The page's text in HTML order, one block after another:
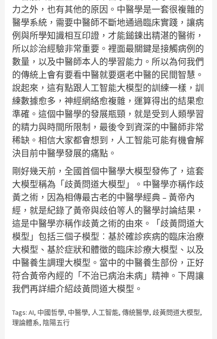
力之外，也有其他的原因。中醫學是一套很複雜的
醫學系統，需要中醫師不斷地通過臨床實踐，讓病
例與所學知識相互印證，才能鎚鍊出精湛的醫術，
所以診治經驗非常重要。裡面最關鍵是接觸病例的
數量，以及中醫師本人的學習能力。所以為何我們
的傳統上會有要看中醫就要選老中醫的民間智慧。
說起來，這有點跟人工智能大模型的訓練一樣，訓
練數據愈多，神經網絡愈複雜，運算得出的結果愈
準確。這個中醫學的發展瓶頸，就是受到人類學習
的精力與時間所限制，最後令到資深的中醫師非常
稀缺。相信大家都會想到，人工智能可能有機會解
決目前中醫學發展的痛點。
剛好幾天前，全國首個中醫學大模型發佈了，這套
大模型稱為「歧黃問道大模型」。中醫學亦稱作歧
黃之術，因為相傳最古老的中醫學經典 – 黃帝內
經，就是紀錄了黃帝與歧伯等人的醫學討論結果，
這是中醫學亦稱作歧黃之術的由來。「歧黃問道大
模型」包括三個子模型︰基於確診疾病的臨床治療
大模型、基於症狀和體徵的臨床診療大模型、以及
中醫養生調理大模型。當中的中醫養生部份，正好
符合黃帝內經的「不治已病治未病」精神。下周讓
我們再詳細介紹歧黃問道大模型。
Tags: AI, 中國哲學, 中醫學, 人工智能, 傳統醫學, 歧黃問道大模型,
理論體系, 陰陽五行